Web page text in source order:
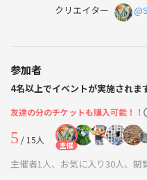
クリエイター
参加者
4名以上でイベントが実施されま
友達の分のチケットも購入可能！！
5 / 15人 主催
主催者1人、お気に入り30人、閲